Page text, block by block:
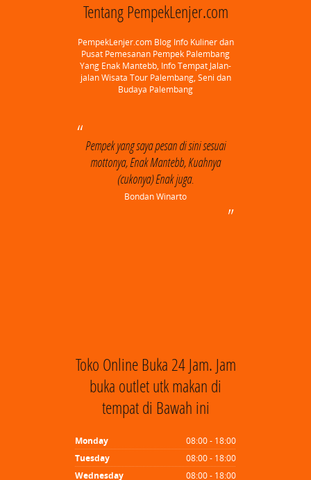
Tentang PempekLenjer.com
PempekLenjer.com Blog Info Kuliner dan
Pusat Pemesanan Pempek Palembang
Yang Enak Mantebb, Info Tempat Jalan-
jalan Wisata Tour Palembang, Seni dan
Budaya Palembang
Pempek yang saya pesan di sini sesuai
mottonya, Enak Mantebb, Kuahnya
(cukonya) Enak juga.
Bondan Winarto
Toko Online Buka 24 Jam. Jam
buka outlet utk makan di
tempat di Bawah ini
Monday
08:00 - 18:00
Tuesday
08:00 - 18:00
Wednesday
08:00 - 18:00